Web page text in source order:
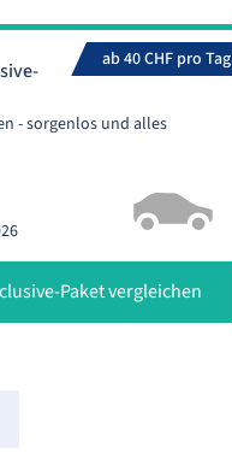
ab 40 CHF pro Tag
- sorgenlos und alles
Paket vergleichen